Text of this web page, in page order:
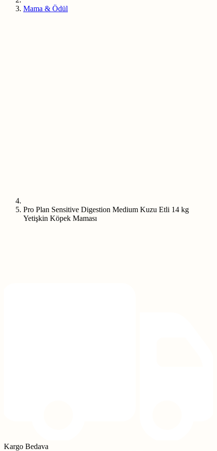
Mama & Ödül
Pro Plan Sensitive Digestion Medium Kuzu Etli 14 kg
Yetişkin Köpek Maması
Kargo Bedava